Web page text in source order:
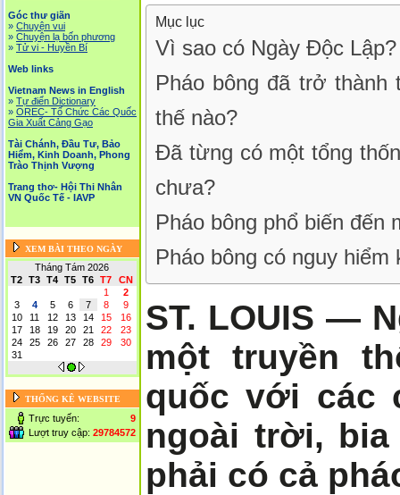
Góc thư giãn
» Chuyện vui
» Chuyện lạ bốn phương
» Tử vi - Huyền Bí
Web links
Vietnam News in English
» Tự điển Dictionary
» OREC- Tố Chức Các Quốc
Gia Xuất Cảng Gạo
Tài Chánh, Đầu Tư, Bảo
Hiểm, Kinh Doanh, Phong
Trào Thịnh Vượng
Trang thơ- Hội Thi Nhân
VN Quốc Tế - IAVP
XEM BÀI THEO NGÀY
Tháng Tám 2026
T2
T3 T4 T5 T6 T7
CN
1
2
3
4 5 6 7 8
9
10
11 12 13 14 15
16
17
18 19 20 21 22
23
24
25 26 27 28 29
30
31
THỐNG KÊ WEBSITE
Trực tuyến:
9
Lượt truy cập: 29784572
Mục lục
Vì sao có Ngày Độc Lập?
Pháo bông đã trở thành
thế nào?
Đã từng có một tổng
chưa?
Pháo bông phổ biến đến
Pháo bông có nguy hiểm
ST. LOUIS —
một truyền
quốc với các
ngoài trời,
phải có cả